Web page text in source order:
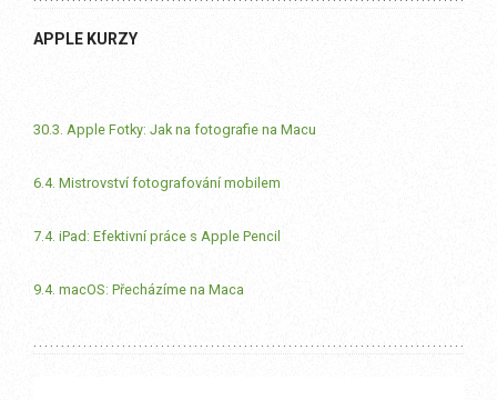
APPLE KURZY
30.3. Apple Fotky: Jak na fotografie na Macu
6.4. Mistrovství fotografování mobilem
7.4. iPad: Efektivní práce s Apple Pencil
9.4. macOS: Přecházíme na Maca